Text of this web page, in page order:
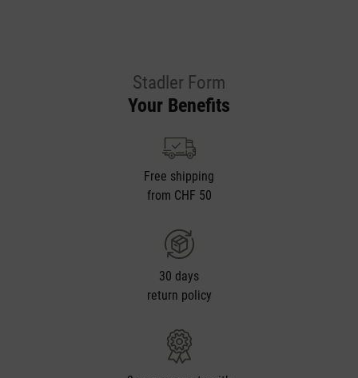
Stadler Form
Your Benefits
Free shipping
from CHF 50
30 days
return policy